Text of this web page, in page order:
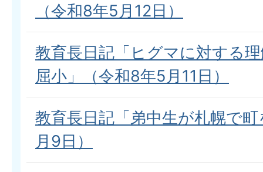
（令和8年5月12日）
教育長日記「ヒグマに対する
屈小」（令和8年5月11日）
教育長日記「弟中生が札幌で
月9日）